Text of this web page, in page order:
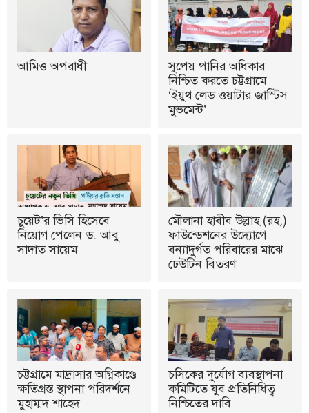
আমিও অপরাধী
সুপেয় পানির অধিকার
নিশ্চিত করতে চট্টগ্রামে
‘ইয়ুথ লেড ওয়াটার জাস্টিস
মুভমেন্ট’
চুয়েট’র ভিসি হিসেবে
নিয়োগ পেলেন ড. আবু
সাদাত সায়েম
মৌলানা হাবীব উল্লাহ (রহ.)
ফাউন্ডেশনের উদ্যোগে
বন্যাদুর্গত পরিবারের মাঝে
ঢেউটিন বিতরণ
চট্টগ্রামে মাদ্রাসার অগ্নিকাণ্ডে
ক্ষতিগ্রস্ত স্থাপনা পরিদর্শনে
মুহাম্মদ শাহেদ
চসিকের দুর্যোগ ব্যবস্থাপনা
কমিটিতে যুব প্রতিনিধিত্ব
নিশ্চিতের দাবি